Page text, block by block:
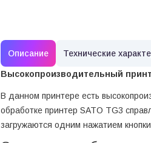
Описание Технические
Высокопроизводительный
В данном принтере есть
обработке принтер SATO TG3
загружаются одним нажатием